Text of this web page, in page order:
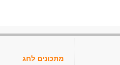
מתכונים לחג